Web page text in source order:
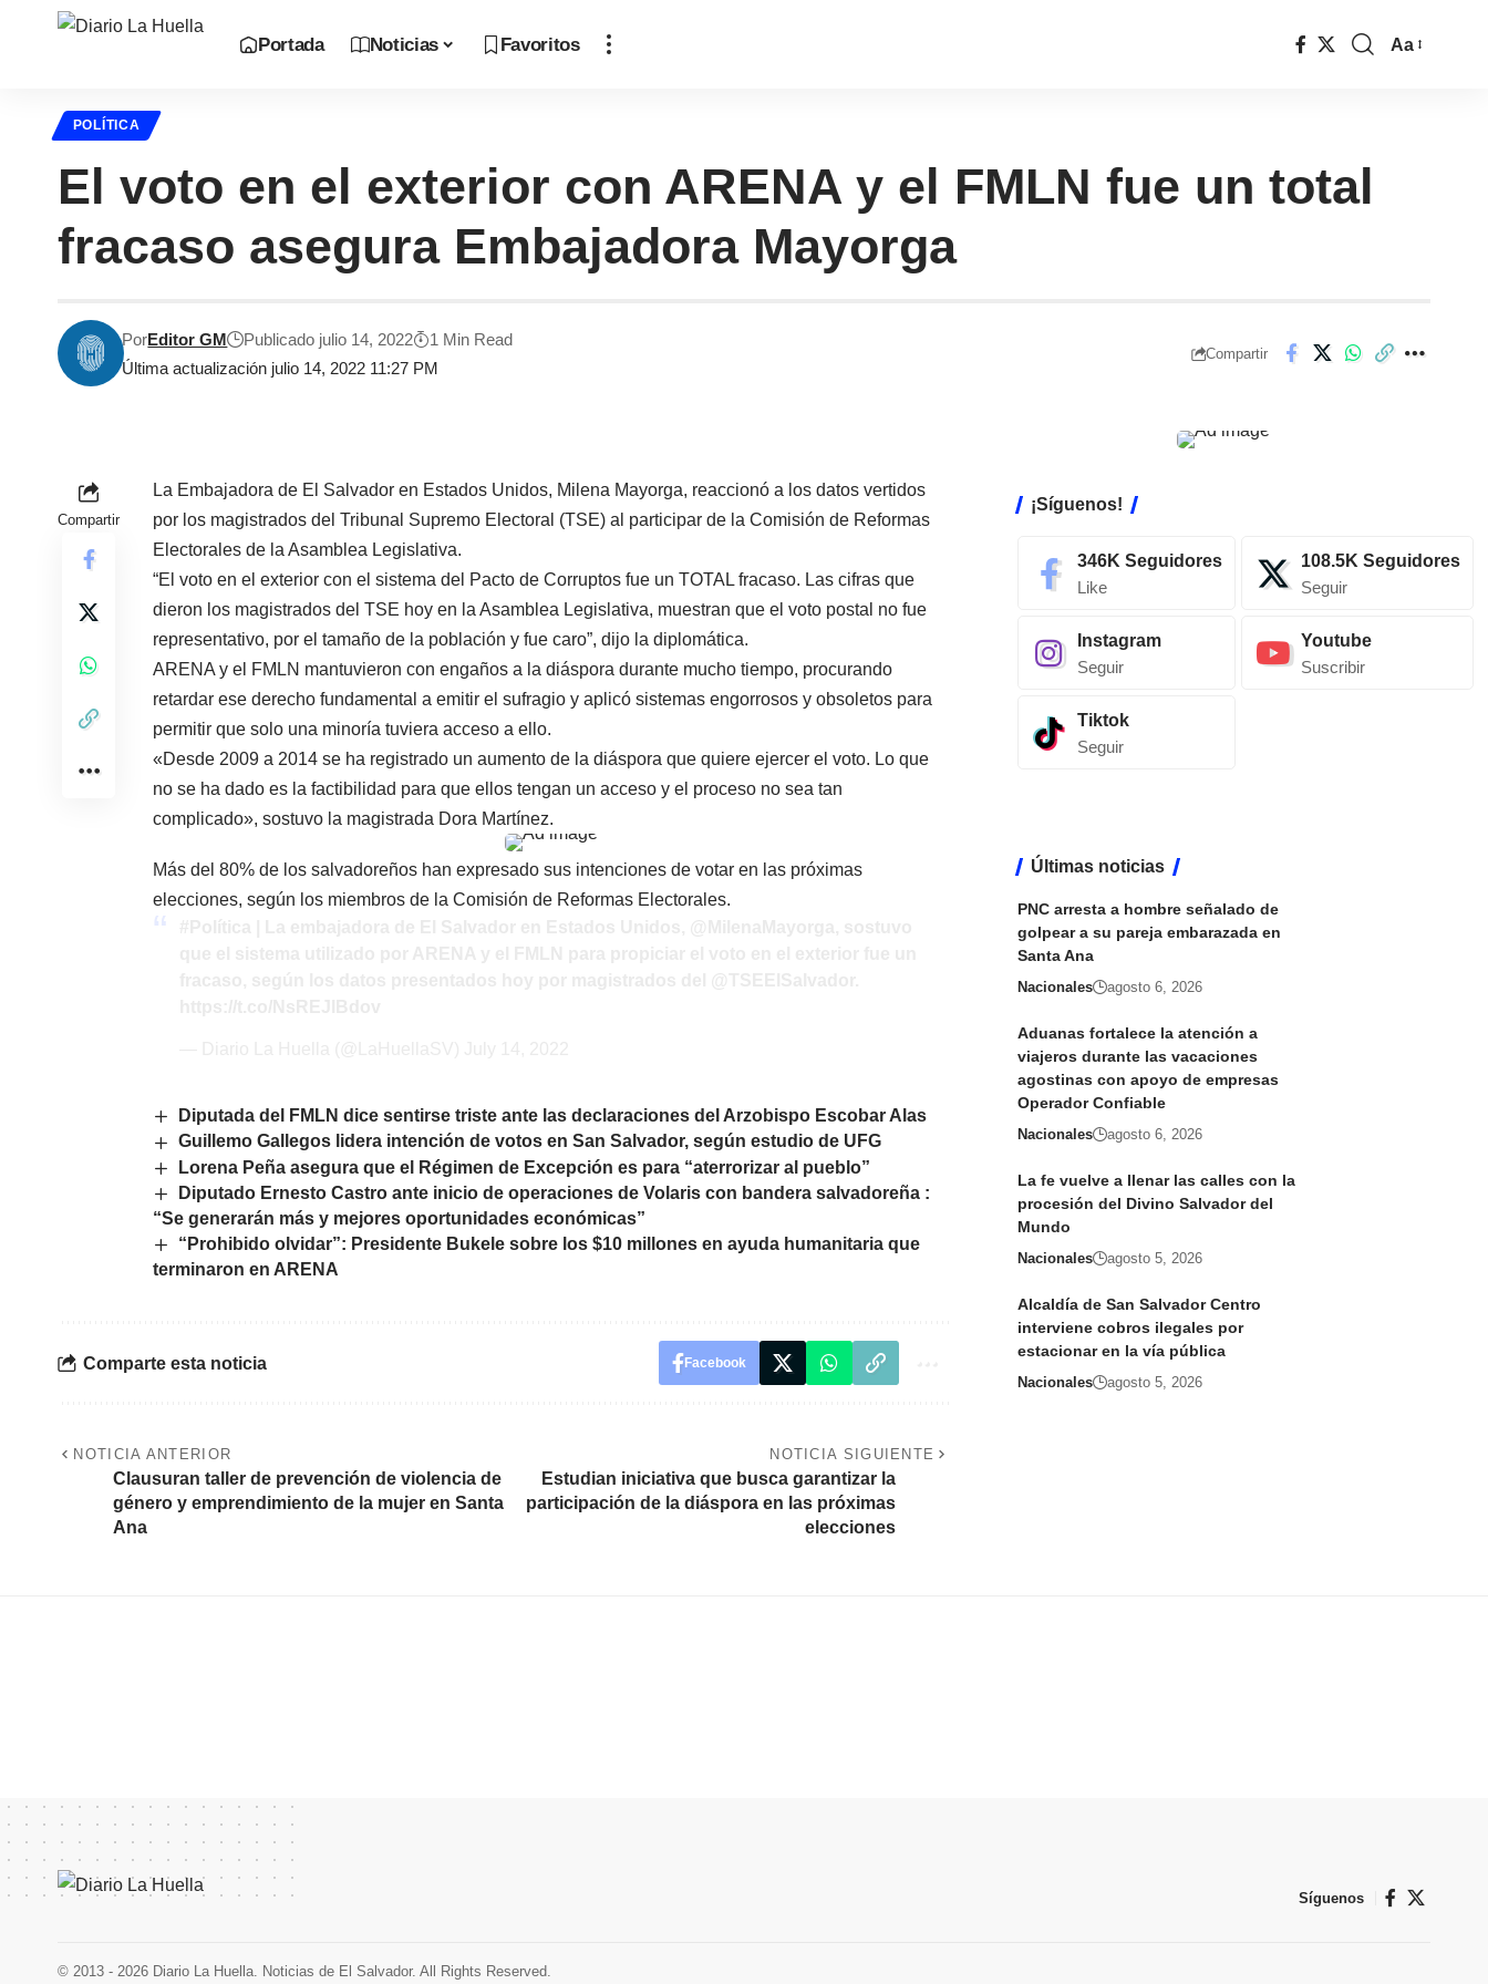
Portada Noticias Favoritos Aa
POLÍTICA
El voto en el exterior con ARENA y el FMLN fue un total
fracaso asegura Embajadora Mayorga
Última actualización julio 14, 2022 11:27 PM
PorEditor GM Publicado julio 14, 2022 1 Min Read
Compartir
Compartir
La Embajadora de El Salvador en Estados Unidos, Milena Mayorga, reaccionó a los datos vertidos
por los magistrados del Tribunal Supremo Electoral (TSE) al participar de la Comisión de Reformas
Electorales de la Asamblea Legislativa.
“El voto en el exterior con el sistema del Pacto de Corruptos fue un TOTAL fracaso. Las cifras que
dieron los magistrados del TSE hoy en la Asamblea Legislativa, muestran que el voto postal no fue
representativo, por el tamaño de la población y fue caro”, dijo la diplomática.
ARENA y el FMLN mantuvieron con engaños a la diáspora durante mucho tiempo, procurando
retardar ese derecho fundamental a emitir el sufragio y aplicó sistemas engorrosos y obsoletos para
permitir que solo una minoría tuviera acceso a ello.
«Desde 2009 a 2014 se ha registrado un aumento de la diáspora que quiere ejercer el voto. Lo que
no se ha dado es la factibilidad para que ellos tengan un acceso y el proceso no sea tan
complicado», sostuvo la magistrada Dora Martínez.
Más del 80% de los salvadoreños han expresado sus intenciones de votar en las próximas
elecciones, según los miembros de la Comisión de Reformas Electorales.
Diputada del FMLN dice sentirse triste ante las declaraciones del Arzobispo Escobar Alas
Guillemo Gallegos lidera intención de votos en San Salvador, según estudio de UFG
Lorena Peña asegura que el Régimen de Excepción es para “aterrorizar al pueblo”
Diputado Ernesto Castro ante inicio de operaciones de Volaris con bandera salvadoreña :
“Se generarán más y mejores oportunidades económicas”
“Prohibido olvidar”: Presidente Bukele sobre los $10 millones en ayuda humanitaria que
terminaron en ARENA
Comparte esta noticia Facebook
NOTICIA ANTERIOR
Clausuran taller de prevención de violencia de
género y emprendimiento de la mujer en Santa
Ana
NOTICIA SIGUIENTE
Estudian iniciativa que busca garantizar la
participación de la diáspora en las próximas
elecciones
¡Síguenos!
346K Seguidores
Like
108.5K Seguidores
Seguir
Instagram
Seguir
Youtube
Suscribir
Tiktok
Seguir
Últimas noticias
PNC arresta a hombre señalado de
golpear a su pareja embarazada en
Santa Ana
Nacionales agosto 6, 2026
Aduanas fortalece la atención a
viajeros durante las vacaciones
agostinas con apoyo de empresas
Operador Confiable
Nacionales agosto 6, 2026
La fe vuelve a llenar las calles con la
procesión del Divino Salvador del
Mundo
Nacionales agosto 5, 2026
Alcaldía de San Salvador Centro
interviene cobros ilegales por
estacionar en la vía pública
Nacionales agosto 5, 2026
Síguenos
© 2013 - 2026 Diario La Huella. Noticias de El Salvador. All Rights Reserved.